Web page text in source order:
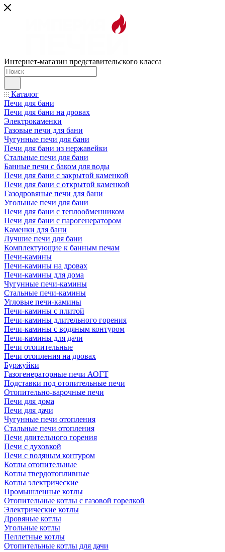
Интернет-магазин представительского класса
Каталог
Печи для бани
Печи для бани на дровах
Электрокаменки
Газовые печи для бани
Чугунные печи для бани
Печи для бани из нержавейки
Стальные печи для бани
Банные печи с баком для воды
Печи для бани с закрытой каменкой
Печи для бани с открытой каменкой
Газодровяные печи для бани
Угольные печи для бани
Печи для бани с теплообменником
Печи для бани с парогенератором
Каменки для бани
Лучшие печи для бани
Комплектующие к банным печам
Печи-камины
Печи-камины на дровах
Печи-камины для дома
Чугунные печи-камины
Стальные печи-камины
Угловые печи-камины
Печи-камины с плитой
Печи-камины длительного горения
Печи-камины с водяным контуром
Печи-камины для дачи
Печи отопительные
Печи отопления на дровах
Буржуйки
Газогенераторные печи АОГТ
Подставки под отопительные печи
Отопительно-варочные печи
Печи для дома
Печи для дачи
Чугунные печи отопления
Стальные печи отопления
Печи длительного горения
Печи с духовкой
Печи с водяным контуром
Котлы отопительные
Котлы твердотопливные
Котлы электрические
Промышленные котлы
Отопительные котлы с газовой горелкой
Электрические котлы
Дровяные котлы
Угольные котлы
Пеллетные котлы
Отопительные котлы для дачи